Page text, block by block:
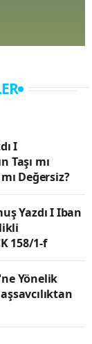
I
Taşı mı
Değersiz?
Yazdı I Iban
158/1-f
Yönelik